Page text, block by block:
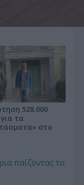
528.000
τα
στο